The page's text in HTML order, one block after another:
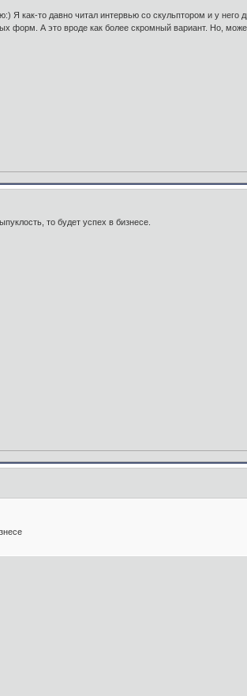
Я как-то давно читал интервью со скульптором и у
форм. А это вроде как более скромный вариант. Но,
то будет успех в бизнесе.